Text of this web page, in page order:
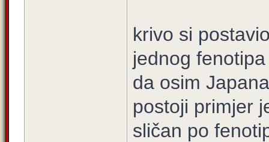
krivo si
jednog
da osim
postoji primjer
sličan po